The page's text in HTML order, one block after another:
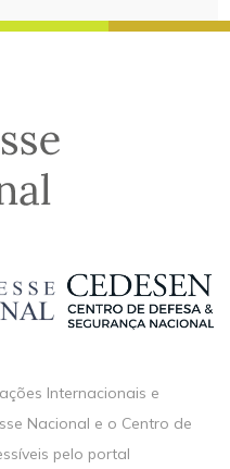
Internacionais e
Nacional e o Centro de
pelo portal